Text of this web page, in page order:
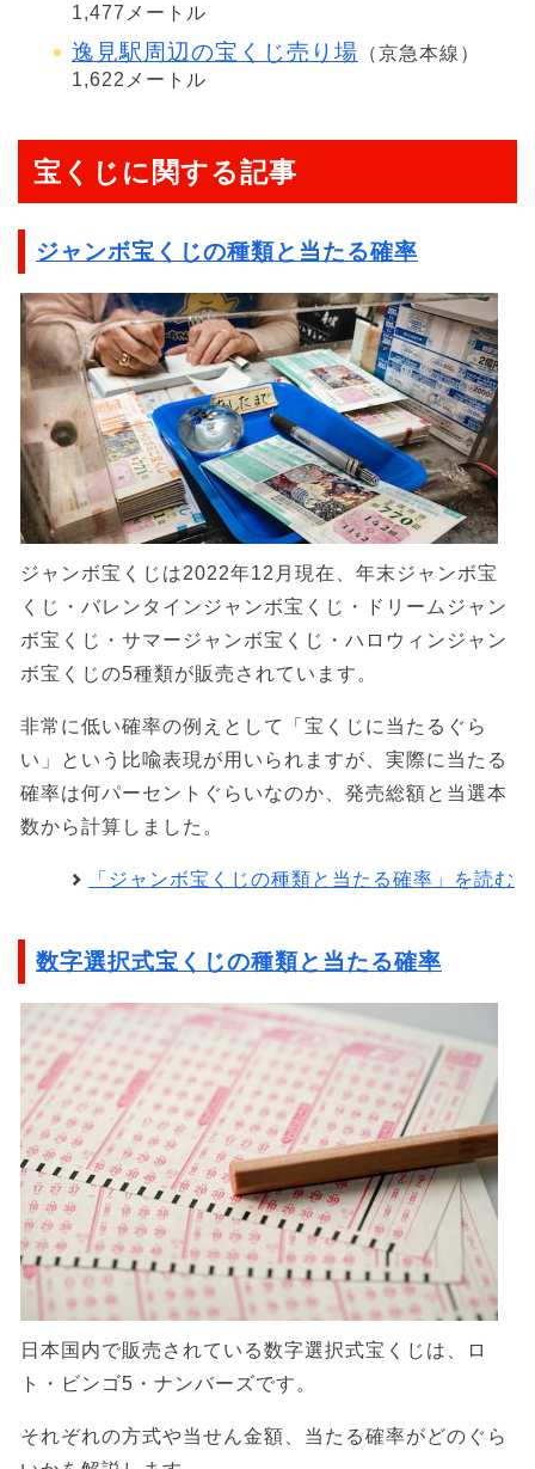
1,477メートル
逸見駅周辺の宝くじ売り場 （京急本線）
1,622メートル
宝くじに関する記事
ジャンボ宝くじの種類と当たる確率
ジャンボ宝くじは2022年12月現在、年末ジャンボ宝
くじ・バレンタインジャンボ宝くじ・ドリームジャン
ボ宝くじ・サマージャンボ宝くじ・ハロウィンジャン
ボ宝くじの5種類が販売されています。
非常に低い確率の例えとして「宝くじに当たるぐら
い」という比喩表現が用いられますが、実際に当たる
確率は何パーセントぐらいなのか、発売総額と当選本
数から計算しました。
「ジャンボ宝くじの種類と当たる確率」を読む
数字選択式宝くじの種類と当たる確率
日本国内で販売されている数字選択式宝くじは、ロ
ト・ビンゴ5・ナンバーズです。
それぞれの方式や当せん金額、当たる確率がどのぐら